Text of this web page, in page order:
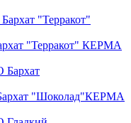
"Терракот" КЕРМА
"Шоколад"КЕРМА